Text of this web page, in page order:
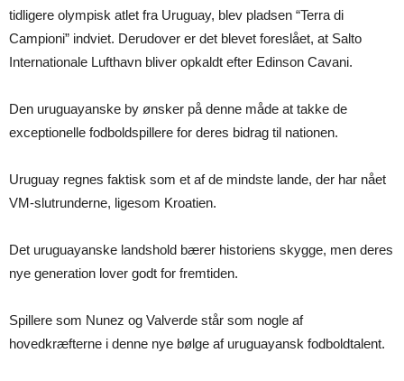
tidligere olympisk atlet fra Uruguay, blev pladsen “Terra di
Campioni” indviet. Derudover er det blevet foreslået, at Salto
Internationale Lufthavn bliver opkaldt efter Edinson Cavani.
Den uruguayanske by ønsker på denne måde at takke de
exceptionelle fodboldspillere for deres bidrag til nationen.
Uruguay regnes faktisk som et af de mindste lande, der har nået
VM-slutrunderne, ligesom Kroatien.
Det uruguayanske landshold bærer historiens skygge, men deres
nye generation lover godt for fremtiden.
Spillere som Nunez og Valverde står som nogle af
hovedkræfterne i denne nye bølge af uruguayansk fodboldtalent.